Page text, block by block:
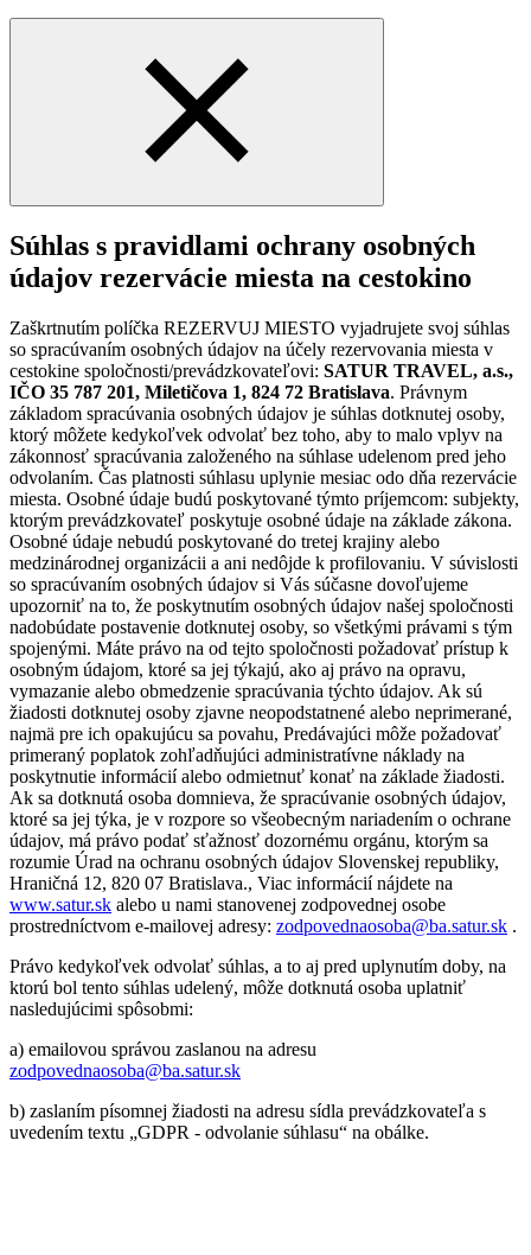
Súhlas s pravidlami ochrany osobných
údajov rezervácie miesta na cestokino
Zaškrtnutím políčka REZERVUJ MIESTO vyjadrujete svoj súhlas
so spracúvaním osobných údajov na účely rezervovania miesta v
cestokine spoločnosti/prevádzkovateľovi: SATUR TRAVEL, a.s.,
IČO 35 787 201, Miletičova 1, 824 72 Bratislava. Právnym
základom spracúvania osobných údajov je súhlas dotknutej osoby,
ktorý môžete kedykoľvek odvolať bez toho, aby to malo vplyv na
zákonnosť spracúvania založeného na súhlase udelenom pred jeho
odvolaním. Čas platnosti súhlasu uplynie mesiac odo dňa rezervácie
miesta. Osobné údaje budú poskytované týmto príjemcom: subjekty,
ktorým prevádzkovateľ poskytuje osobné údaje na základe zákona.
Osobné údaje nebudú poskytované do tretej krajiny alebo
medzinárodnej organizácii a ani nedôjde k profilovaniu. V súvislosti
so spracúvaním osobných údajov si Vás súčasne dovoľujeme
upozorniť na to, že poskytnutím osobných údajov našej spoločnosti
nadobúdate postavenie dotknutej osoby, so všetkými právami s tým
spojenými. Máte právo na od tejto spoločnosti požadovať prístup k
osobným údajom, ktoré sa jej týkajú, ako aj právo na opravu,
vymazanie alebo obmedzenie spracúvania týchto údajov. Ak sú
žiadosti dotknutej osoby zjavne neopodstatnené alebo neprimerané,
najmä pre ich opakujúcu sa povahu, Predávajúci môže požadovať
primeraný poplatok zohľadňujúci administratívne náklady na
poskytnutie informácií alebo odmietnuť konať na základe žiadosti.
Ak sa dotknutá osoba domnieva, že spracúvanie osobných údajov,
ktoré sa jej týka, je v rozpore so všeobecným nariadením o ochrane
údajov, má právo podať sťažnosť dozornému orgánu, ktorým sa
rozumie Úrad na ochranu osobných údajov Slovenskej republiky,
Hraničná 12, 820 07 Bratislava., Viac informácií nájdete na
www.satur.sk alebo u nami stanovenej zodpovednej osobe
prostredníctvom e-mailovej adresy: zodpovednaosoba@ba.satur.sk .
Právo kedykoľvek odvolať súhlas, a to aj pred uplynutím doby, na
ktorú bol tento súhlas udelený, môže dotknutá osoba uplatniť
nasledujúcimi spôsobmi:
a) emailovou správou zaslanou na adresu
zodpovednaosoba@ba.satur.sk
b) zaslaním písomnej žiadosti na adresu sídla prevádzkovateľa s
uvedením textu „GDPR - odvolanie súhlasu“ na obálke.